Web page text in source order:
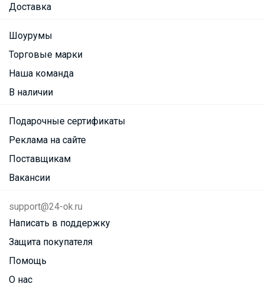
Доставка
Шоурумы
Торговые марки
Наша команда
В наличии
Подарочные сертификаты
Реклама на сайте
Поставщикам
Вакансии
support@24-ok.ru
Написать в поддержку
Защита покупателя
Помощь
О нас